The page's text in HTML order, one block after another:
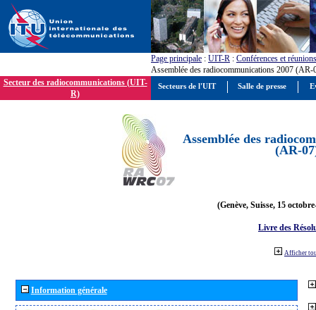
Page principale : UIT-R : Conférences et réunions
Assemblée des radiocommunications 2007 (AR-
Secteur des radiocommunications (UIT-
R)
Assemblée des
(AR-
(Genève, Suisse, 15
Livre des
Afficher
Information générale
Secteurs de l'UIT Salle de presse